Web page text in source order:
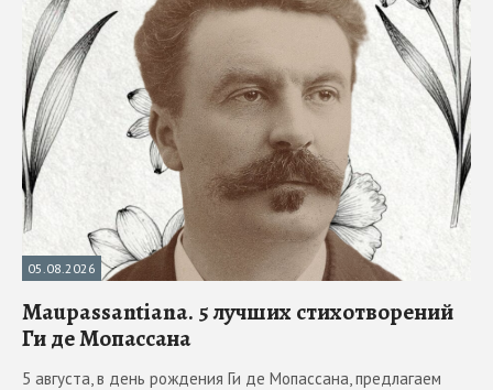
05.08.2026
Maupassantiana. 5 лучших стихотворений
Ги де Мопассана
5 августа, в день рождения Ги де Мопассана, предлагаем